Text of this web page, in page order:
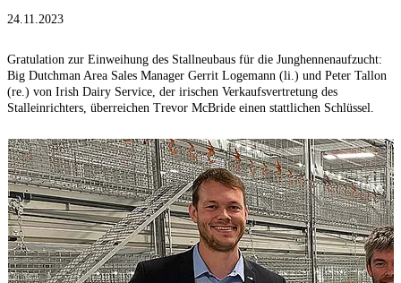
24.11.2023
Gratulation zur Einweihung des Stallneubaus für die Junghennenaufzucht:
Big Dutchman Area Sales Manager Gerrit Logemann (li.) und Peter Tallon
(re.) von Irish Dairy Service, der irischen Verkaufsvertretung des
Stalleinrichters, überreichen Trevor McBride einen stattlichen Schlüssel.